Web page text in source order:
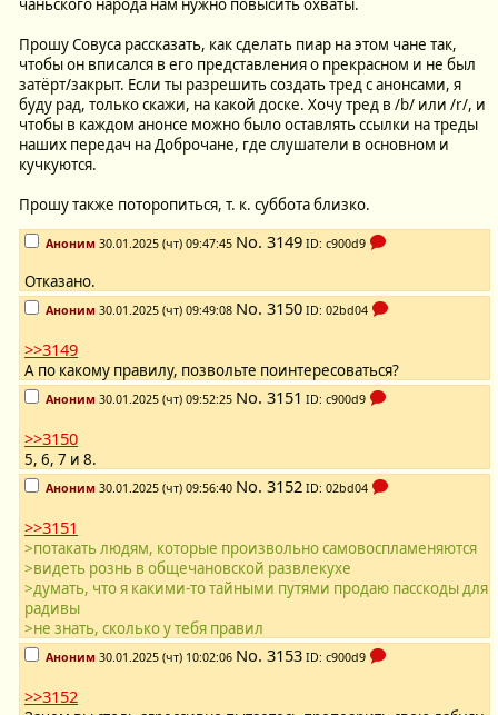
чаньского народа нам нужно повысить охваты.
Прошу Совуса рассказать, как сделать пиар на этом чане так,
чтобы он вписался в его представления о прекрасном и не был
затёрт/закрыт. Если ты разрешить создать тред с анонсами, я
буду рад, только скажи, на какой доске. Хочу тред в /b/ или /r/, и
чтобы в каждом анонсе можно было оставлять ссылки на треды
наших передач на Доброчане, где слушатели в основном и
кучкуются.
Прошу также поторопиться, т. к. суббота близко.
Аноним 30.01.2025 (чт) 09:47:45 No. 3149 ID: c900d9
Отказано.
Аноним 30.01.2025 (чт) 09:49:08 No. 3150 ID: 02bd04
>>3149
А по какому правилу, позвольте поинтересоваться?
Аноним 30.01.2025 (чт) 09:52:25 No. 3151 ID: c900d9
>>3150
5, 6, 7 и 8.
Аноним 30.01.2025 (чт) 09:56:40 No. 3152 ID: 02bd04
>>3151
>потакать людям, которые произвольно самовоспламеняются
>видеть рознь в общечановской развлекухе
>думать, что я какими-то тайными путями продаю пасскоды для
радивы
>не знать, сколько у тебя правил
Аноним 30.01.2025 (чт) 10:02:06 No. 3153 ID: c900d9
>>3152